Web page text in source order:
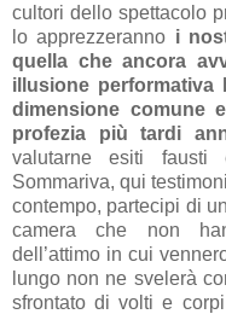
cultori dello spettacolo
lo apprezzeranno i
quella che ancora
illusione
dimensione comune
profezia più tardi
valutarne esiti
Sommariva, qui
contempo, partecipi di
camera che non
dell’attimo in cui
lungo non ne svelerà
sfrontato di volti e